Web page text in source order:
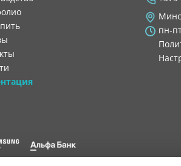
пн-